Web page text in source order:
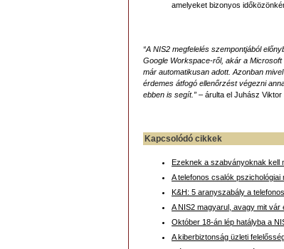
amelyeket bizonyos
“A NIS2 megfelelés szempontjából
Google Workspace-ről, akár a
már automatikusan adott. Azonban
érdemes átfogó ellenőrzést végezni
ebben is segít.” – árulta el Juhász
Kapcsolódó cikkek
Ezeknek a szabványoknak kell
A telefonos csalók
K&H: 5 aranyszabály a
A NIS2 magyarul, avagy mit
Október 18-án lép hatályba a
A kiberbiztonság üzleti